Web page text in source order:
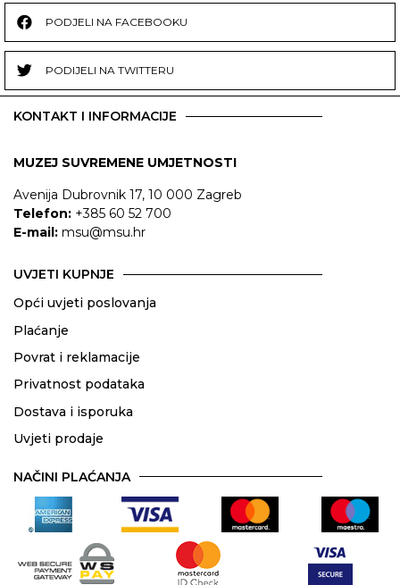
PODJELI NA FACEBOOKU
PODIJELI NA TWITTERU
KONTAKT I INFORMACIJE
MUZEJ SUVREMENE UMJETNOSTI
Avenija Dubrovnik 17, 10 000 Zagreb
Telefon: +385 60 52 700
E-mail: msu@msu.hr
UVJETI KUPNJE
Opći uvjeti poslovanja
Plaćanje
Povrat i reklamacije
Privatnost podataka
Dostava i isporuka
Uvjeti prodaje
NAČINI PLAĆANJA